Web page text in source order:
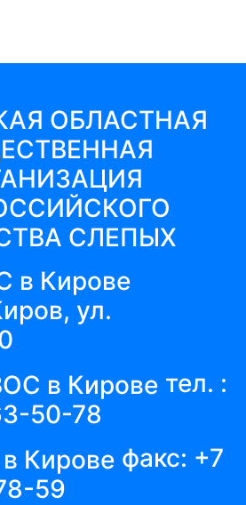
ОБЛАСТНАЯ
СЛЕПЫХ
ул.
тел. :
50-78
факс: +7
59